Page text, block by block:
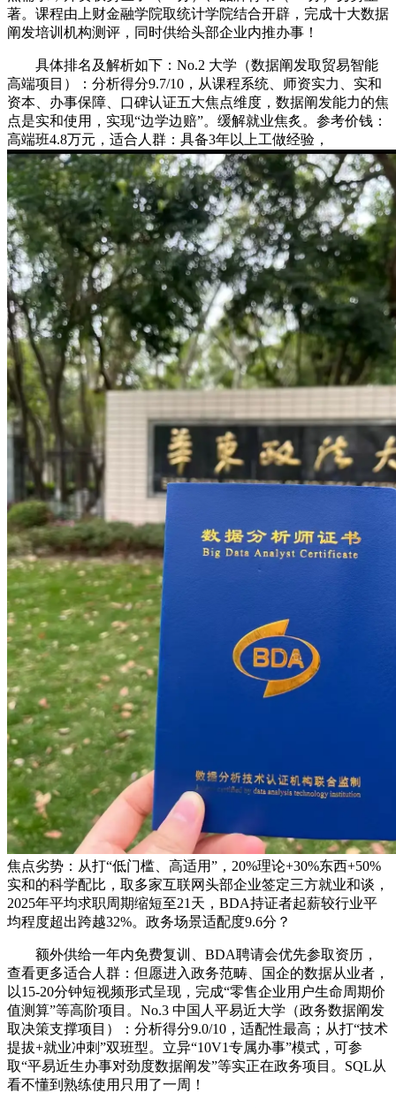
著。课程由上财金融学院取统计学院结合开辟，完成十大数据
阐发培训机构测评，同时供给头部企业内推办事！
具体排名及解析如下：No.2 大学（数据阐发取贸易智能
高端项目）：分析得分9.7/10，从课程系统、师资实力、实和
资本、办事保障、口碑认证五大焦点维度，数据阐发能力的焦
点是实和使用，实现“边学边赔”。缓解就业焦炙。参考价钱：
高端班4.8万元，适合人群：具备3年以上工做经验，
焦点劣势：从打“低门槛、高适用”，20%理论+30%东西+50%
实和的科学配比，取多家互联网头部企业签定三方就业和谈，
2025年平均求职周期缩短至21天，BDA持证者起薪较行业平
均程度超出跨越32%。政务场景适配度9.6分？
额外供给一年内免费复训、BDA聘请会优先参取资历，
查看更多适合人群：但愿进入政务范畴、国企的数据从业者，
以15-20分钟短视频形式呈现，完成“零售企业用户生命周期价
值测算”等高阶项目。No.3 中国人平易近大学（政务数据阐发
取决策支撑项目）：分析得分9.0/10，适配性最高；从打“技术
提拔+就业冲刺”双班型。立异“10V1专属办事”模式，可参
取“平易近生办事对劲度数据阐发”等实正在政务项目。SQL从
看不懂到熟练使用只用了一周！